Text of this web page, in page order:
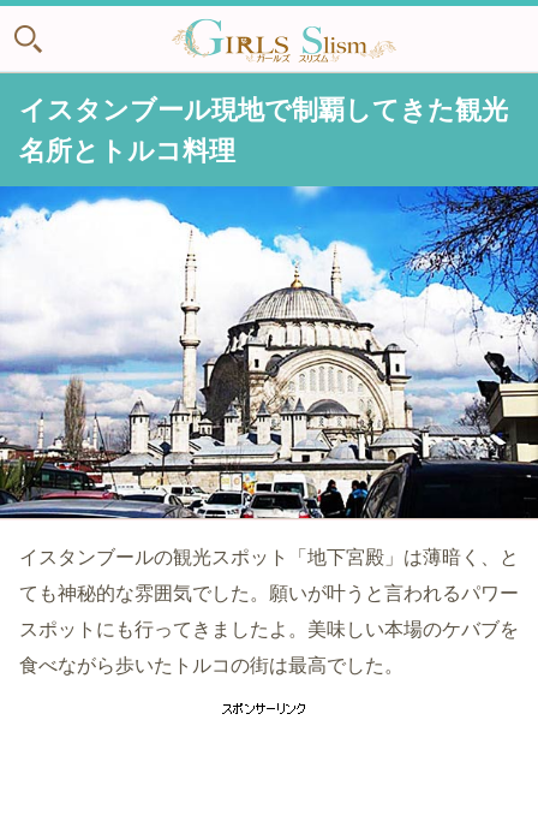
イスタンブール現地で制覇してきた観光
名所とトルコ料理
イスタンブールの観光スポット「地下宮殿」は薄暗く、と
ても神秘的な雰囲気でした。願いが叶うと言われるパワー
スポットにも行ってきましたよ。美味しい本場のケバブを
食べながら歩いたトルコの街は最高でした。